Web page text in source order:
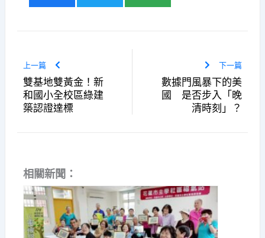
上一篇
雙基地雙黃金！新
和國小全校區綠建
築認證達標
下一篇
數據門風暴下的美
國 是否步入「晚
清時刻」？
相關新聞：